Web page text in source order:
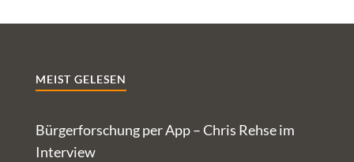
MEIST GELESEN
Bürgerforschung per App – Chris Rehse im
Interview